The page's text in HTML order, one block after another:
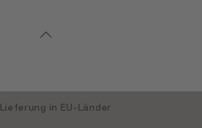
Lieferung in EU-Länder